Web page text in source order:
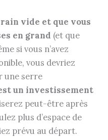
vide et que vous
en grand (et que
si vous n’avez
vous devriez
une serre
un investissement
peut-être après
plus d’espace de
prévu au départ.